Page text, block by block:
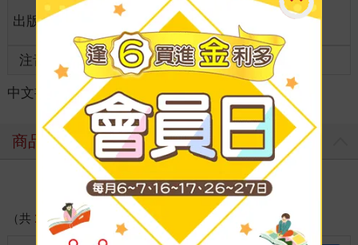
出版地
適讀年
齡
成人適讀
注音 級別
中文書 輕小說 ＞ 華文作品 ＞ 仙俠/武俠
商品評價
寫評價
（共 1 則好評）